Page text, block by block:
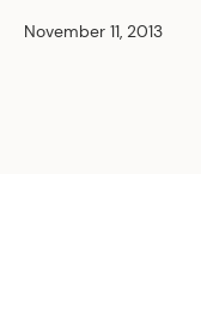
November 11, 2013